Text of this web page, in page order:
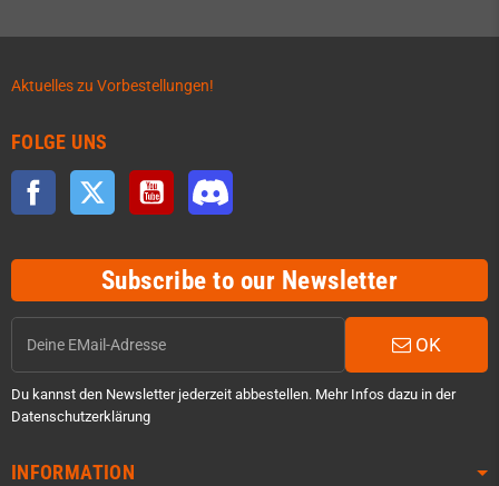
Aktuelles zu Vorbestellungen!
FOLGE UNS
Facebook Twitter YouTube
Subscribe to our Newsletter
OK
Du kannst den Newsletter jederzeit abbestellen. Mehr Infos dazu in der
Datenschutzerklärung
INFORMATION